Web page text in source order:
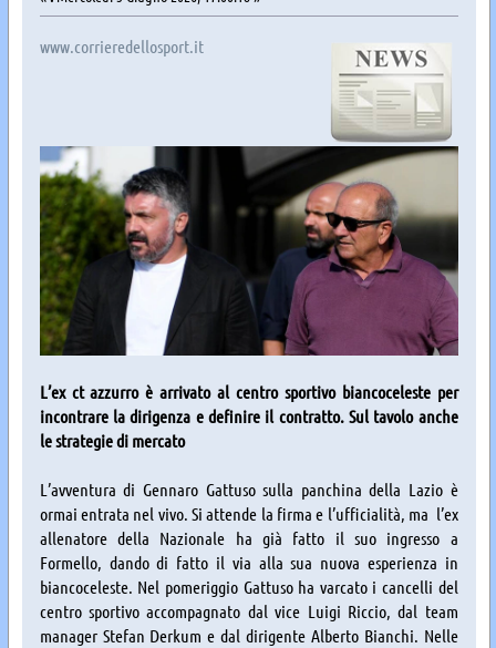
www.corrieredellosport.it
L’ex ct azzurro è arrivato al centro sportivo biancoceleste per
incontrare la dirigenza e definire il contratto. Sul tavolo anche
le strategie di mercato
L’avventura di Gennaro Gattuso sulla panchina della Lazio è
ormai entrata nel vivo. Si attende la firma e l’ufficialità, ma l’ex
allenatore della Nazionale ha già fatto il suo ingresso a
Formello, dando di fatto il via alla sua nuova esperienza in
biancoceleste. Nel pomeriggio Gattuso ha varcato i cancelli del
centro sportivo accompagnato dal vice Luigi Riccio, dal team
manager Stefan Derkum e dal dirigente Alberto Bianchi. Nelle